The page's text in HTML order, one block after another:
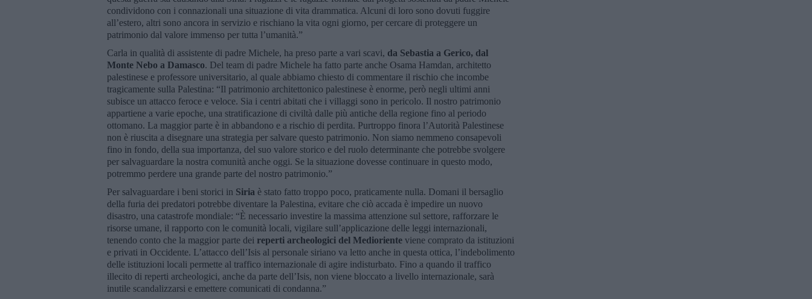
condividono con i connazionali una situazione di vita drammatica. Alcuni di loro sono dovuti fuggire
all’estero, altri sono ancora in servizio e rischiano la vita ogni giorno, per cercare di proteggere un
patrimonio dal valore immenso per tutta l’umanità.”
Carla in qualità di assistente di padre Michele, ha preso parte a vari scavi, da Sebastia a Gerico, dal
Monte Nebo a Damasco. Del team di padre Michele ha fatto parte anche Osama Hamdan, architetto
palestinese e professore universitario, al quale abbiamo chiesto di commentare il rischio che incombe
tragicamente sulla Palestina: “Il patrimonio architettonico palestinese è enorme, però negli ultimi anni
subisce un attacco feroce e veloce. Sia i centri abitati che i villaggi sono in pericolo. Il nostro patrimonio
appartiene a varie epoche, una stratificazione di civiltà dalle più antiche della regione fino al periodo
ottomano. La maggior parte è in abbandono e a rischio di perdita. Purtroppo finora l’Autorità Palestinese
non è riuscita a disegnare una strategia per salvare questo patrimonio. Non siamo nemmeno consapevoli
fino in fondo, della sua importanza, del suo valore storico e del ruolo determinante che potrebbe svolgere
per salvaguardare la nostra comunità anche oggi. Se la situazione dovesse continuare in questo modo,
potremmo perdere una grande parte del nostro patrimonio.”
Per salvaguardare i beni storici in Siria è stato fatto troppo poco, praticamente nulla. Domani il bersaglio
della furia dei predatori potrebbe diventare la Palestina, evitare che ciò accada è impedire un nuovo
disastro, una catastrofe mondiale: “È necessario investire la massima attenzione sul settore, rafforzare le
risorse umane, il rapporto con le comunità locali, vigilare sull’applicazione delle leggi internazionali,
tenendo conto che la maggior parte dei reperti archeologici del Medioriente viene comprato da istituzioni
e privati in Occidente. L’attacco dell’Isis al personale siriano va letto anche in questa ottica, l’indebolimento
delle istituzioni locali permette al traffico internazionale di agire indisturbato. Fino a quando il traffico
illecito di reperti archeologici, anche da parte dell’Isis, non viene bloccato a livello internazionale, sarà
inutile scandalizzarsi e emettere comunicati di condanna.”